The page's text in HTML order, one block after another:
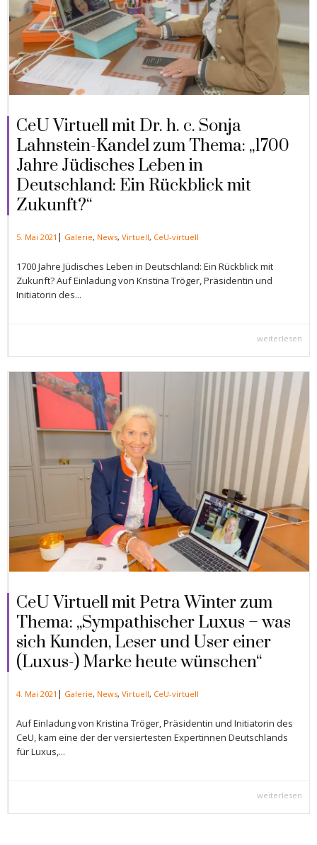
CeU Virtuell mit Dr. h. c. Sonja
Lahnstein-Kandel zum Thema: „1700
Jahre Jüdisches Leben in
Deutschland: Ein Rückblick mit
Zukunft?“
5. Mai 2021 | Galerie, News, Virtuell, CeU-virtuell
1700 Jahre Jüdisches Leben in Deutschland: Ein Rückblick mit
Zukunft? Auf Einladung von Kristina Tröger, Präsidentin und
Initiatorin des...
weiterlesen
CeU Virtuell mit Petra Winter zum
Thema: „Sympathischer Luxus – was
sich Kunden, Leser und User einer
(Luxus-) Marke heute wünschen“
4. Mai 2021 | Galerie, News, Virtuell, CeU-virtuell
Auf Einladung von Kristina Tröger, Präsidentin und Initiatorin des
CeU, kam eine der der versiertesten Expertinnen Deutschlands
für Luxus,...
weiterlesen